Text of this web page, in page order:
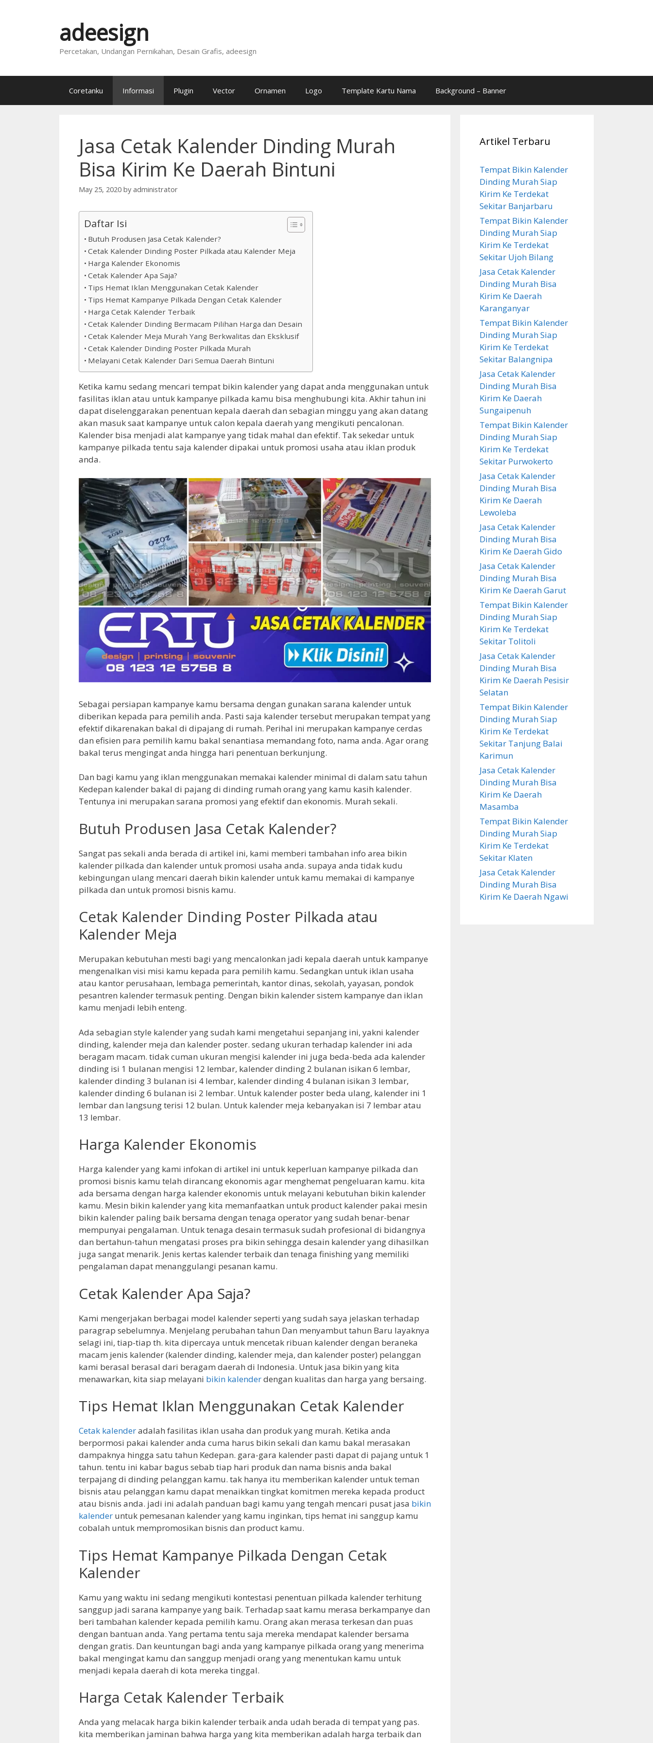
adeesign
Percetakan, Undangan Pernikahan, Desain Grafis, adeesign
Coretanku Informasi Plugin Vector Ornamen Logo Template Kartu Nama Background – Banner
Jasa Cetak Kalender Dinding Murah
Bisa Kirim Ke Daerah Bintuni
May 25, 2020 by administrator
Daftar Isi
Butuh Produsen Jasa Cetak Kalender?
Cetak Kalender Dinding Poster Pilkada atau Kalender Meja
Harga Kalender Ekonomis
Cetak Kalender Apa Saja?
Tips Hemat Iklan Menggunakan Cetak Kalender
Tips Hemat Kampanye Pilkada Dengan Cetak Kalender
Harga Cetak Kalender Terbaik
Cetak Kalender Dinding Bermacam Pilihan Harga dan Desain
Cetak Kalender Meja Murah Yang Berkwalitas dan Eksklusif
Cetak Kalender Dinding Poster Pilkada Murah
Melayani Cetak Kalender Dari Semua Daerah Bintuni
Ketika kamu sedang mencari tempat bikin kalender yang dapat anda menggunakan untuk
fasilitas iklan atau untuk kampanye pilkada kamu bisa menghubungi kita. Akhir tahun ini
dapat diselenggarakan penentuan kepala daerah dan sebagian minggu yang akan datang
akan masuk saat kampanye untuk calon kepala daerah yang mengikuti pencalonan.
Kalender bisa menjadi alat kampanye yang tidak mahal dan efektif. Tak sekedar untuk
kampanye pilkada tentu saja kalender dipakai untuk promosi usaha atau iklan produk
anda.
Sebagai persiapan kampanye kamu bersama dengan gunakan sarana kalender untuk
diberikan kepada para pemilih anda. Pasti saja kalender tersebut merupakan tempat yang
efektif dikarenakan bakal di dipajang di rumah. Perihal ini merupakan kampanye cerdas
dan efisien para pemilih kamu bakal senantiasa memandang foto, nama anda. Agar orang
bakal terus mengingat anda hingga hari penentuan berkunjung.
Dan bagi kamu yang iklan menggunakan memakai kalender minimal di dalam satu tahun
Kedepan kalender bakal di pajang di dinding rumah orang yang kamu kasih kalender.
Tentunya ini merupakan sarana promosi yang efektif dan ekonomis. Murah sekali.
Butuh Produsen Jasa Cetak Kalender?
Sangat pas sekali anda berada di artikel ini, kami memberi tambahan info area bikin
kalender pilkada dan kalender untuk promosi usaha anda. supaya anda tidak kudu
kebingungan ulang mencari daerah bikin kalender untuk kamu memakai di kampanye
pilkada dan untuk promosi bisnis kamu.
Cetak Kalender Dinding Poster Pilkada atau
Kalender Meja
Merupakan kebutuhan mesti bagi yang mencalonkan jadi kepala daerah untuk kampanye
mengenalkan visi misi kamu kepada para pemilih kamu. Sedangkan untuk iklan usaha
atau kantor perusahaan, lembaga pemerintah, kantor dinas, sekolah, yayasan, pondok
pesantren kalender termasuk penting. Dengan bikin kalender sistem kampanye dan iklan
kamu menjadi lebih enteng.
Ada sebagian style kalender yang sudah kami mengetahui sepanjang ini, yakni kalender
dinding, kalender meja dan kalender poster. sedang ukuran terhadap kalender ini ada
beragam macam. tidak cuman ukuran mengisi kalender ini juga beda-beda ada kalender
dinding isi 1 bulanan mengisi 12 lembar, kalender dinding 2 bulanan isikan 6 lembar,
kalender dinding 3 bulanan isi 4 lembar, kalender dinding 4 bulanan isikan 3 lembar,
kalender dinding 6 bulanan isi 2 lembar. Untuk kalender poster beda ulang, kalender ini 1
lembar dan langsung terisi 12 bulan. Untuk kalender meja kebanyakan isi 7 lembar atau
13 lembar.
Harga Kalender Ekonomis
Harga kalender yang kami infokan di artikel ini untuk keperluan kampanye pilkada dan
promosi bisnis kamu telah dirancang ekonomis agar menghemat pengeluaran kamu. kita
ada bersama dengan harga kalender ekonomis untuk melayani kebutuhan bikin kalender
kamu. Mesin bikin kalender yang kita memanfaatkan untuk product kalender pakai mesin
bikin kalender paling baik bersama dengan tenaga operator yang sudah benar-benar
mempunyai pengalaman. Untuk tenaga desain termasuk sudah profesional di bidangnya
dan bertahun-tahun mengatasi proses pra bikin sehingga desain kalender yang dihasilkan
juga sangat menarik. Jenis kertas kalender terbaik dan tenaga finishing yang memiliki
pengalaman dapat menanggulangi pesanan kamu.
Cetak Kalender Apa Saja?
Kami mengerjakan berbagai model kalender seperti yang sudah saya jelaskan terhadap
paragrap sebelumnya. Menjelang perubahan tahun Dan menyambut tahun Baru layaknya
selagi ini, tiap-tiap th. kita dipercaya untuk mencetak ribuan kalender dengan beraneka
macam jenis kalender (kalender dinding, kalender meja, dan kalender poster) pelanggan
kami berasal berasal dari beragam daerah di Indonesia. Untuk jasa bikin yang kita
menawarkan, kita siap melayani bikin kalenderdengan kualitas dan harga yang bersaing.
Tips Hemat Iklan Menggunakan Cetak Kalender
Cetak kalenderadalah fasilitas iklan usaha dan produk yang murah. Ketika anda
berpormosi pakai kalender anda cuma harus bikin sekali dan kamu bakal merasakan
dampaknya hingga satu tahun Kedepan. gara-gara kalender pasti dapat di pajang untuk 1
tahun. tentu ini kabar bagus sebab tiap hari produk dan nama bisnis anda bakal
terpajang di dinding pelanggan kamu. tak hanya itu memberikan kalender untuk teman
bisnis atau pelanggan kamu dapat menaikkan tingkat komitmen mereka kepada product
atau bisnis anda. jadi ini adalah panduan bagi kamu yang tengah mencari pusat jasa bikin
kalender untuk pemesanan kalender yang kamu inginkan, tips hemat ini sanggup kamu
cobalah untuk mempromosikan bisnis dan product kamu.
Tips Hemat Kampanye Pilkada Dengan Cetak
Kalender
Kamu yang waktu ini sedang mengikuti kontestasi penentuan pilkada kalender terhitung
sanggup jadi sarana kampanye yang baik. Terhadap saat kamu merasa berkampanye dan
beri tambahan kalender kepada pemilih kamu. Orang akan merasa terkesan dan puas
dengan bantuan anda. Yang pertama tentu saja mereka mendapat kalender bersama
dengan gratis. Dan keuntungan bagi anda yang kampanye pilkada orang yang menerima
bakal mengingat kamu dan sanggup menjadi orang yang menentukan kamu untuk
menjadi kepala daerah di kota mereka tinggal.
Harga Cetak Kalender Terbaik
Anda yang melacak harga bikin kalender terbaik anda udah berada di tempat yang pas.
kita memberikan jaminan bahwa harga yang kita memberikan adalah harga terbaik dan
Artikel Terbaru
Tempat Bikin Kalender
Dinding Murah Siap
Kirim Ke Terdekat
Sekitar Banjarbaru
Tempat Bikin Kalender
Dinding Murah Siap
Kirim Ke Terdekat
Sekitar Ujoh Bilang
Jasa Cetak Kalender
Dinding Murah Bisa
Kirim Ke Daerah
Karanganyar
Tempat Bikin Kalender
Dinding Murah Siap
Kirim Ke Terdekat
Sekitar Balangnipa
Jasa Cetak Kalender
Dinding Murah Bisa
Kirim Ke Daerah
Sungaipenuh
Tempat Bikin Kalender
Dinding Murah Siap
Kirim Ke Terdekat
Sekitar Purwokerto
Jasa Cetak Kalender
Dinding Murah Bisa
Kirim Ke Daerah
Lewoleba
Jasa Cetak Kalender
Dinding Murah Bisa
Kirim Ke Daerah Gido
Jasa Cetak Kalender
Dinding Murah Bisa
Kirim Ke Daerah Garut
Tempat Bikin Kalender
Dinding Murah Siap
Kirim Ke Terdekat
Sekitar Tolitoli
Jasa Cetak Kalender
Dinding Murah Bisa
Kirim Ke Daerah Pesisir
Selatan
Tempat Bikin Kalender
Dinding Murah Siap
Kirim Ke Terdekat
Sekitar Tanjung Balai
Karimun
Jasa Cetak Kalender
Dinding Murah Bisa
Kirim Ke Daerah
Masamba
Tempat Bikin Kalender
Dinding Murah Siap
Kirim Ke Terdekat
Sekitar Klaten
Jasa Cetak Kalender
Dinding Murah Bisa
Kirim Ke Daerah Ngawi